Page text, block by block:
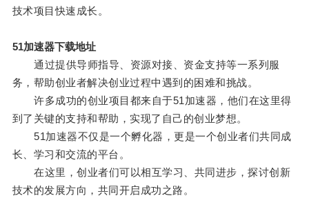
技术项目快速成长。
51加速器下载地址
通过提供导师指导、资源对接、资金支持等一系列服
务，帮助创业者解决创业过程中遇到的困难和挑战。
许多成功的创业项目都来自于51加速器，他们在这里得
到了关键的支持和帮助，实现了自己的创业梦想。
51加速器不仅是一个孵化器，更是一个创业者们共同成
长、学习和交流的平台。
在这里，创业者们可以相互学习、共同进步，探讨创新
技术的发展方向，共同开启成功之路。